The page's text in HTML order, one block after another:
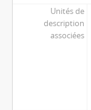
Unités de
description
associées